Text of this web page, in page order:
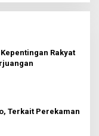
Rakyat
Terkait Perekaman